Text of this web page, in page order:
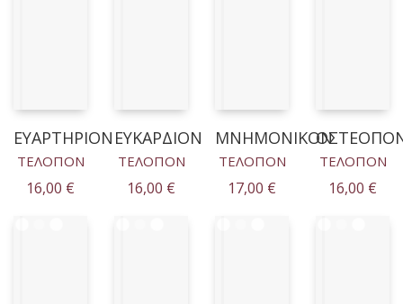
ΕΥΑΡΤΗΡΙΟΝ
ΤΕΛΟΠΟΝ
16,00 €
EYKAΡΔΙΟΝ
ΤΕΛΟΠΟΝ
16,00 €
ΜΝΗΜΟΝΙΚΟΝ
ΤΕΛΟΠΟΝ
17,00 €
ΤΕΛΟΠΟΝ
16,00 €